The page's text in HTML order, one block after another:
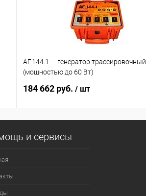
АГ-144.1 — генератор трассировочный
(мощностью до 60 Вт)
184 662 руб. / шт
и сервисы